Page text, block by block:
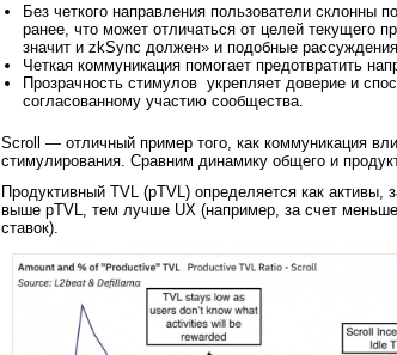
Без четкого направления пользователи склонны
ранее, что может отличаться от целей текущего
значит и zkSync должен» и подобные
Четкая коммуникация помогает предотвратить
Прозрачность стимулов укрепляет доверие и
согласованному участию сообщества.
Scroll — отличный пример того, как коммуникация
стимулирования. Сравним динамику общего и
Продуктивный TVL (pTVL) определяется как активы,
выше pTVL, тем лучше UX (например, за счет
ставок).